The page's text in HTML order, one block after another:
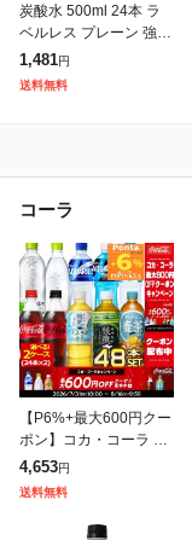
炭酸水 500ml 24本 ラ
ベルレス プレーン 強炭
酸水 無糖 無果汁 天然
水 ミネラルウォーター
スパークリングウォー
1,481円
送料無料
コーラ
【P6%+最大600円クー
ポン】コカ・コーラ ペ
ットボトル 500ml 人気
飲料 48本 24本×2箱 綾
鷹 アクエリ コーラゼ
4,653円
送料無料